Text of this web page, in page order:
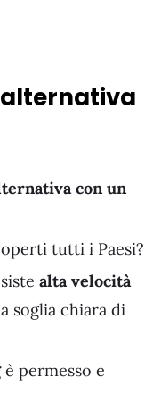
con un
tutti i Paesi?
alta velocità
soglia chiara di
è permesso e